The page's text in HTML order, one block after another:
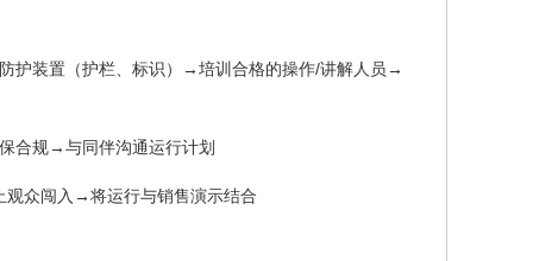
护装置（护栏、标识） →培训合格的操作/讲解人员→
合规→与同伴沟通运行计划
观众闯入 →将运行与销售演示结合